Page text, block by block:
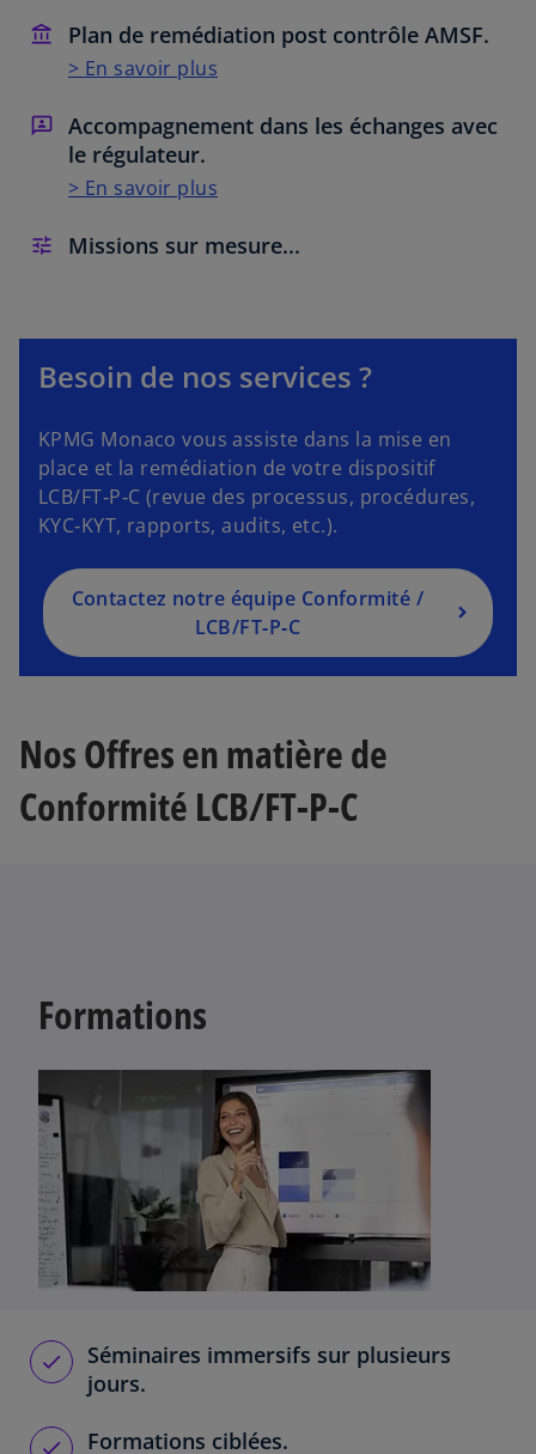
Plan de remédiation post contrôle AMSF.
> En savoir plus
Accompagnement dans les échanges avec
le régulateur.
> En savoir plus
Missions sur mesure...
Besoin de nos services ?
KPMG Monaco vous assiste dans la mise en
place et la remédiation de votre dispositif
LCB/FT‑P‑C (revue des processus, procédures,
KYC‑KYT, rapports, audits, etc.).
Contactez notre équipe Conformité /
LCB/FT‑P‑C
Nos Offres en matière de
Conformité LCB/FT-P-C
Formations
Séminaires immersifs sur plusieurs
jours.
Formations ciblées.